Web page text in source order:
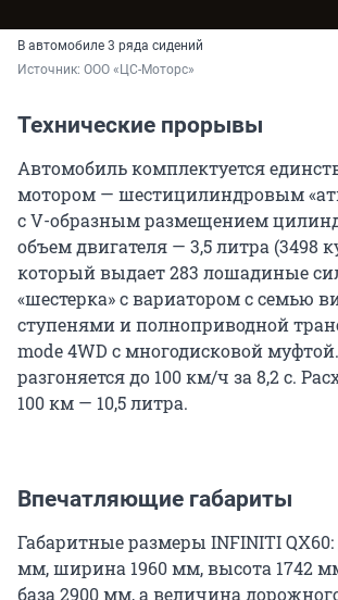
В автомобиле 3 ряда сидений
Источник: ООО «ЦС-Моторс»
Технические прорывы
Автомобиль комплектуется
мотором — шестицилиндровым
с V-образным размещением
объем двигателя — 3,5 литра (3498
который выдает 283 лошадиные
«шестерка» с вариатором с семью
ступенями и полноприводной
mode 4WD с многодисковой
разгоняется до 100 км/ч за 8,2 c.
100 км — 10,5 литра.
Впечатляющие габариты
Габаритные размеры INFINITI QX60:
мм, ширина 1960 мм, высота 1742
база 2900 мм, а величина